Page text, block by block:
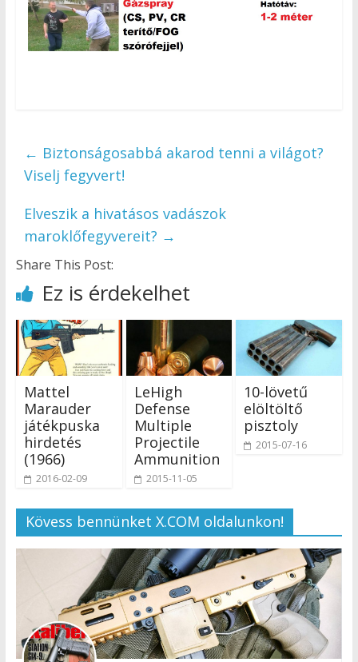
← Biztonságosabbá akarod tenni a világot?
Viselj fegyvert!
Elveszik a hivatásos vadászok
maroklőfegyvereit? →
Share This Post:
Ez is érdekelhet
Mattel
Marauder
játékpuska
hirdetés
(1966)
2016-02-09
LeHigh
Defense
Multiple
Projectile
Ammunition
2015-11-05
10-lövetű
elöltöltő
pisztoly
2015-07-16
Kövess bennünket X.COM oldalunkon!